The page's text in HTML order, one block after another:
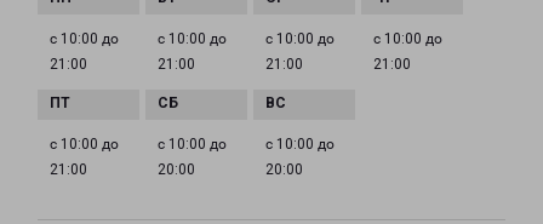
с 10:00 до
21:00
с 10:00 до
21:00
с 10:00 до
21:00
с 10:00 до
21:00
с 10:00 до
21:00
с 10:00 до
20:00
с 10:00 до
20:00